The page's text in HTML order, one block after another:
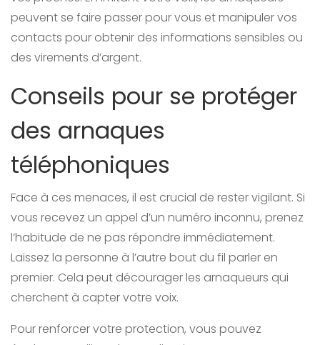
peuvent se faire passer pour vous et manipuler vos
contacts pour obtenir des informations sensibles ou
des virements d’argent.
Conseils pour se protéger
des arnaques
téléphoniques
Face à ces menaces, il est crucial de rester vigilant. Si
vous recevez un appel d’un numéro inconnu, prenez
l’habitude de ne pas répondre immédiatement.
Laissez la personne à l’autre bout du fil parler en
premier. Cela peut décourager les arnaqueurs qui
cherchent à capter votre voix.
Pour renforcer votre protection, vous pouvez